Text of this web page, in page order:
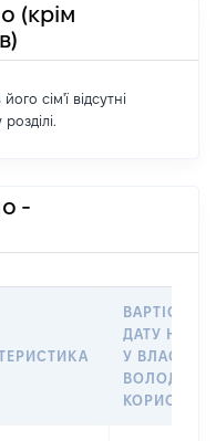
(крім
сім'ї відсутні
-
ВАРТІСТЬ
ДАТУ
У